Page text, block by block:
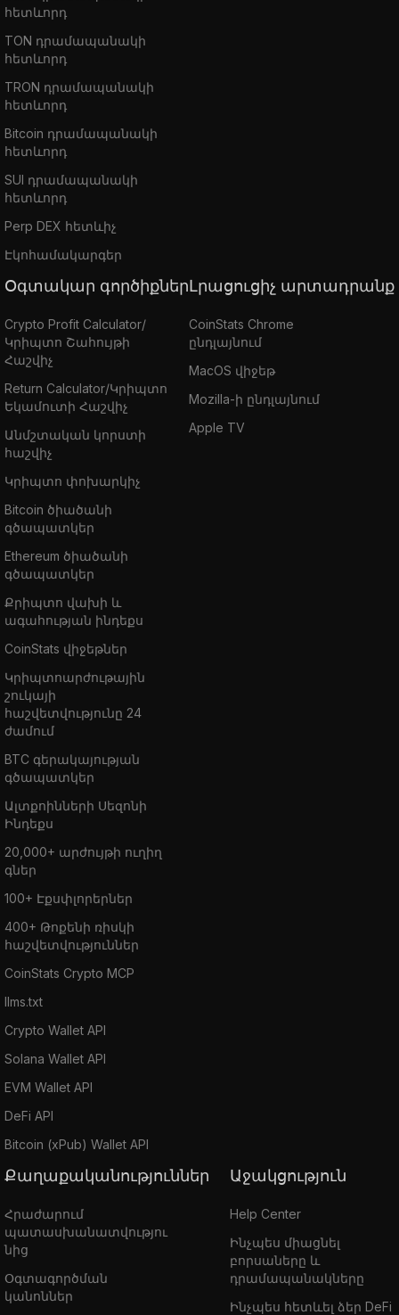
հետևորդ
TON դրամապանակի
հետևորդ
TRON դրամապանակի
հետևորդ
Bitcoin դրամապանակի
հետևորդ
SUI դրամապանակի
հետևորդ
Perp DEX հետևիչ
Էկոհամակարգեր
Օգտակար գործիքներ
Crypto Profit Calculator/
Կրիպտո Շահույթի
Հաշվիչ
Return Calculator/Կրիպտո
Եկամուտի Հաշվիչ
Անմշտական կորստի
հաշվիչ
Կրիպտո փոխարկիչ
Bitcoin ծիածանի
գծապատկեր
Ethereum ծիածանի
գծապատկեր
Քրիպտո վախի և
ագահության ինդեքս
CoinStats վիջեթներ
Կրիպտոարժութային
շուկայի
հաշվետվությունը 24
ժամում
BTC գերակայության
գծապատկեր
Ալտքոինների Սեզոնի
Ինդեքս
20,000+ արժույթի ուղիղ
գներ
100+ Էքսփլորերներ
400+ Թոքենի ռիսկի
հաշվետվություններ
CoinStats Crypto MCP
llms.txt
Crypto Wallet API
Solana Wallet API
EVM Wallet API
DeFi API
Bitcoin (xPub) Wallet API
Լրացուցիչ արտադրանք
CoinStats Chrome
ընդլայնում
MacOS վիջեթ
Mozilla-ի ընդլայնում
Apple TV
Քաղաքականություններ
Հրաժարում
պատասխանատվությու
նից
Օգտագործման
կանոններ
Աջակցություն
Help Center
Ինչպես միացնել
բորսաները և
դրամապանակները
Ինչպես հետևել ձեր DeFi